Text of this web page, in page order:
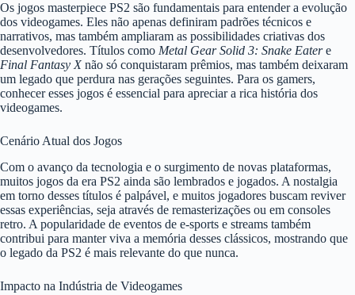
Os jogos masterpiece PS2 são fundamentais para entender a evolução
dos videogames. Eles não apenas definiram padrões técnicos e
narrativos, mas também ampliaram as possibilidades criativas dos
desenvolvedores. Títulos como Metal Gear Solid 3: Snake Eatere
Final Fantasy Xnão só conquistaram prêmios, mas também deixaram
um legado que perdura nas gerações seguintes. Para os gamers,
conhecer esses jogos é essencial para apreciar a rica história dos
videogames.
Cenário Atual dos Jogos
Com o avanço da tecnologia e o surgimento de novas plataformas,
muitos jogos da era PS2 ainda são lembrados e jogados. A nostalgia
em torno desses títulos é palpável, e muitos jogadores buscam reviver
essas experiências, seja através de remasterizações ou em consoles
retro. A popularidade de eventos de e-sports e streams também
contribui para manter viva a memória desses clássicos, mostrando que
o legado da PS2 é mais relevante do que nunca.
Impacto na Indústria de Videogames